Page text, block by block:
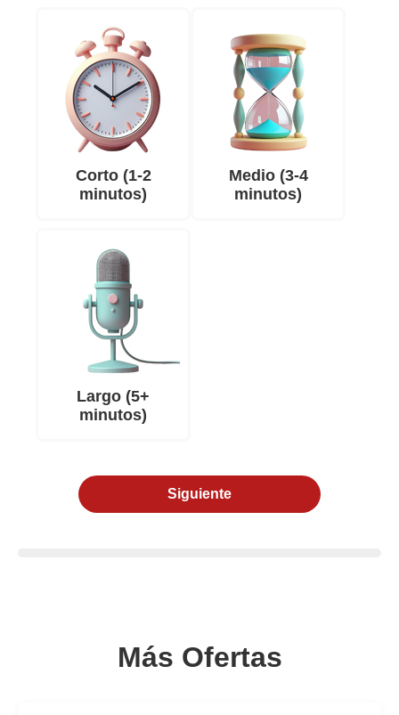
Corto (1-2
minutos)
Medio (3-4
minutos)
Largo (5+
minutos)
Siguiente
Más Ofertas